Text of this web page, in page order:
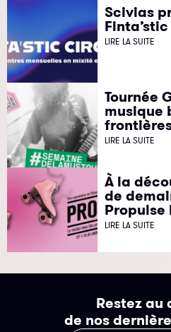
Scivias
LIRE LA SUITE
Tournée
musique
LIRE LA SUITE
À la
de
Propulse
LIRE LA SUITE
Restez au
de nos